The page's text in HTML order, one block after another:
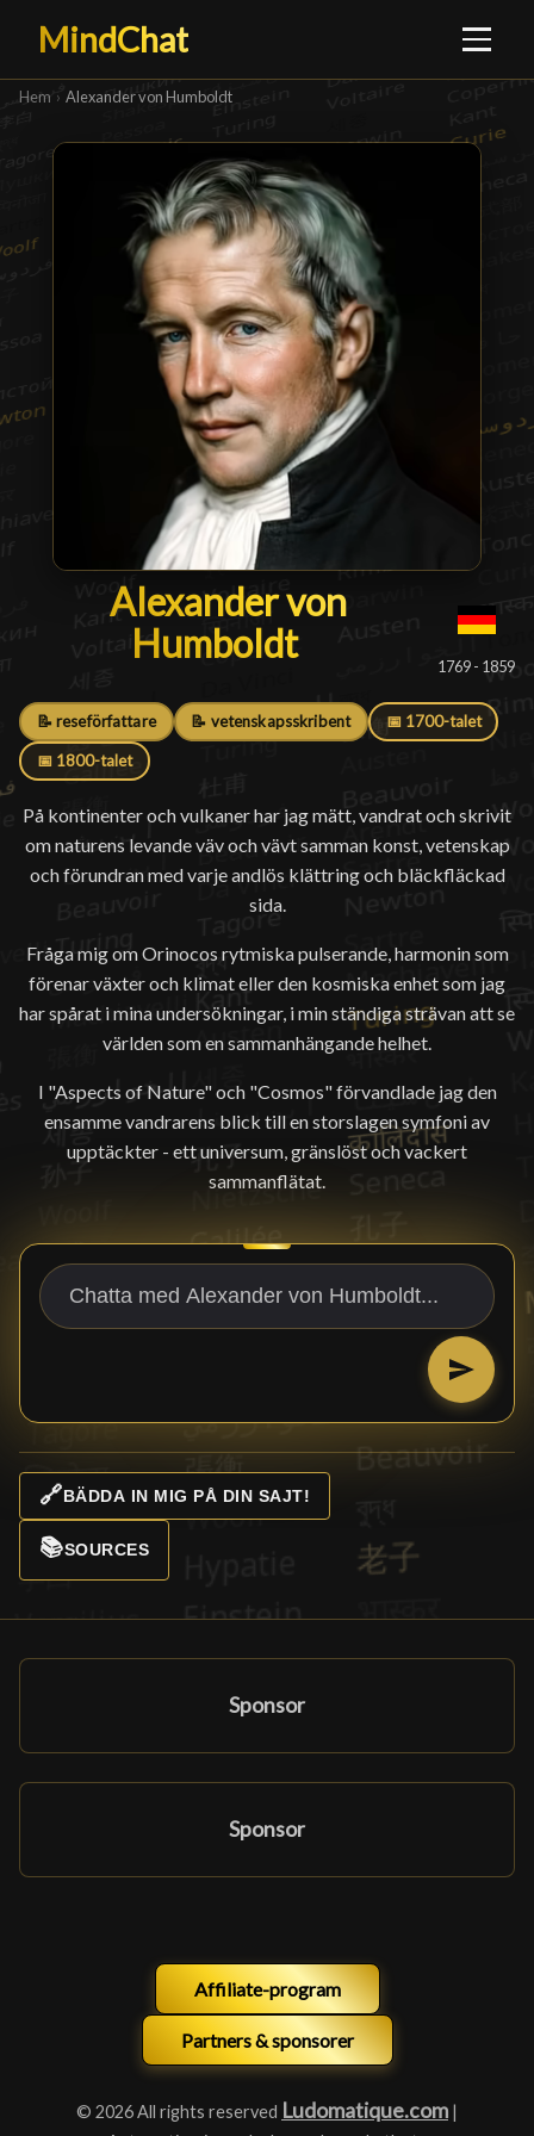
MindChat
Hem › Alexander von Humboldt
Alexander von Humboldt
Alexander von
Humboldt█ 1769 - 1859
📝 reseförfattare 📝 vetenskapsskribent 📅 1700-talet
📅 1800-talet
På kontinenter och vulkaner har jag mätt, vandrat och skrivit
om naturens levande väv och vävt samman konst, vetenskap
och förundran med varje andlös klättring och bläckfläckad
sida.
Fråga mig om Orinocos rytmiska pulserande, harmonin som
förenar växter och klimat eller den kosmiska enhet som jag
har spårat i mina undersökningar, i min ständiga strävan att se
världen som en sammanhängande helhet.
I "Aspects of Nature" och "Cosmos" förvandlade jag den
ensamme vandrarens blick till en storslagen symfoni av
upptäckter - ett universum, gränslöst och vackert
sammanflätat.
🔗BÄDDA IN MIG PÅ DIN SAJT!
📚SOURCES
Sponsor
Sponsor
Affiliate-program
Partners & sponsorer
© 2026 All rights reserved Ludomatique.com |